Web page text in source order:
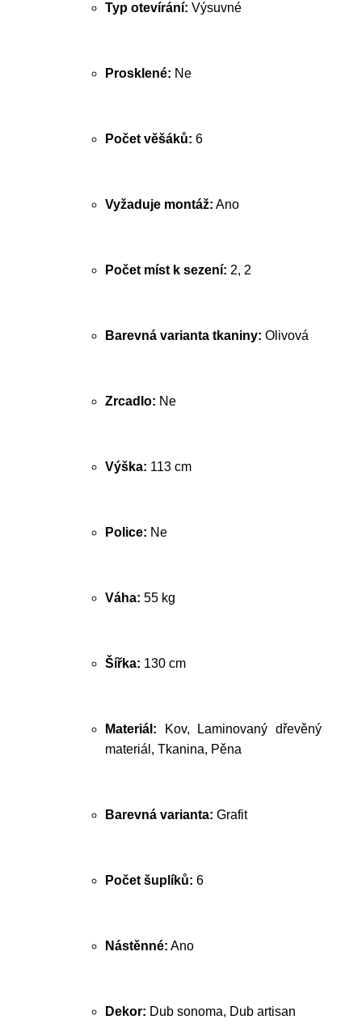
Typ otevírání: Výsuvné
Prosklené: Ne
Počet věšáků: 6
Vyžaduje montáž: Ano
Počet míst k sezení: 2, 2
Barevná varianta tkaniny: Olivová
Zrcadlo: Ne
Výška: 113 cm
Police: Ne
Váha: 55 kg
Šířka: 130 cm
Materiál: Kov, Laminovaný dřevěný
materiál, Tkanina, Pěna
Barevná varianta: Grafit
Počet šuplíků: 6
Nástěnné: Ano
Dekor: Dub sonoma, Dub artisan